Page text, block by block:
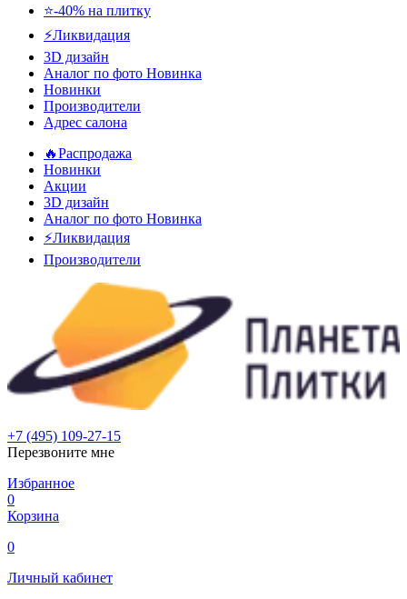
⭐-40% на плитку
⚡️Ликвидация
3D дизайн
Аналог по фото Новинка
Новинки
Производители
Адрес салона
🔥Распродажа
Новинки
Акции
3D дизайн
Аналог по фото Новинка
⚡Ликвидация
Производители
+7 (495) 109-27-15
Перезвоните мне
Избранное
0
Корзина
0
Личный кабинет